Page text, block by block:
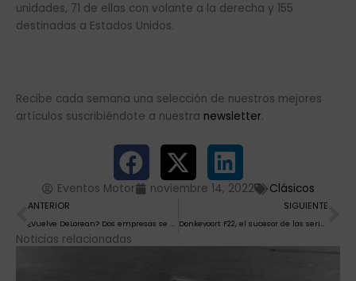
unidades, 71 de ellas con volante a la derecha y 155
destinadas a Estados Unidos.
Recibe cada semana una selección de nuestros mejores
artículos suscribiéndote a nuestra newsletter.
Eventos Motor noviembre 14, 2022 Clásicos
Ant
ANTERIOR
¿Vuelve DeLorean? Dos empresas se disputan el derecho a reeditar al mítico DMC 12
SIGUIENTE
Donkevoort F22, el sucesor de las series GTO ya está en camino
Noticias relacionadas